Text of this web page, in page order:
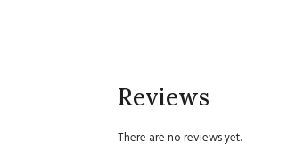
Reviews
There are no reviews yet.